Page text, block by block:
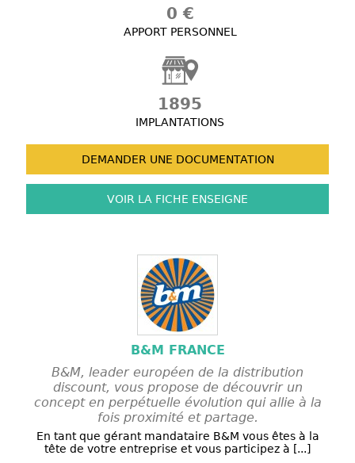
0 €
APPORT PERSONNEL
1895
IMPLANTATIONS
DEMANDER UNE DOCUMENTATION
VOIR LA FICHE ENSEIGNE
B&M FRANCE
B&M, leader européen de la distribution
discount, vous propose de découvrir un
concept en perpétuelle évolution qui allie à la
fois proximité et partage.
En tant que gérant mandataire B&M vous êtes à la
tête de votre entreprise et vous participez à [...]